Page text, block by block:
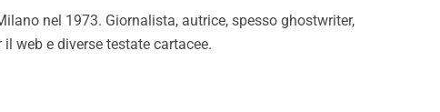
nel 1973. Giornalista, autrice, spesso ghostwriter,
il web e diverse testate cartacee.